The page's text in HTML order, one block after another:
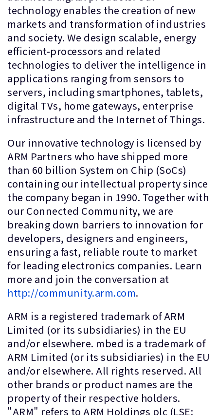
technology enables the creation of new
markets and transformation of industries
and society. We design scalable, energy
efficient-processors and related
technologies to deliver the intelligence in
applications ranging from sensors to
servers, including smartphones, tablets,
digital TVs, home gateways, enterprise
infrastructure and the Internet of Things.
Our innovative technology is licensed by
ARM Partners who have shipped more
than 60 billion System on Chip (SoCs)
containing our intellectual property since
the company began in 1990. Together with
our Connected Community, we are
breaking down barriers to innovation for
developers, designers and engineers,
ensuring a fast, reliable route to market
for leading electronics companies. Learn
more and join the conversation at
http://community.arm.com.
ARM is a registered trademark of ARM
Limited (or its subsidiaries) in the EU
and/or elsewhere. mbed is a trademark of
ARM Limited (or its subsidiaries) in the EU
and/or elsewhere. All rights reserved. All
other brands or product names are the
property of their respective holders.
"ARM" refers to ARM Holdings plc (LSE: